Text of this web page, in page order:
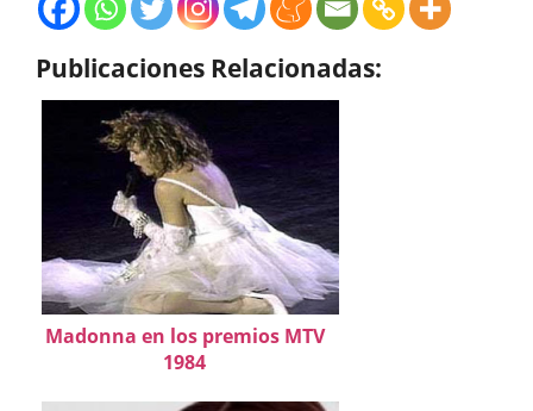
Publicaciones Relacionadas:
Madonna en los premios MTV
1984